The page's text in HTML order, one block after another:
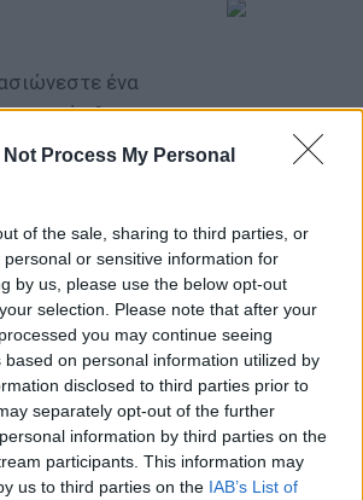
Not Process My Personal
of the sale, sharing to third parties, or
or sensitive information for
by us, please use the below opt-out
selection. Please note that after your
you may continue seeing
based on personal information utilized by
disclosed to third parties prior to
separately opt-out of the further
information by third parties on the
participants. This information may
us to third parties on the IAB’s List of
ένα
οποίο θα
άλλο σας μισό ή να
εμπειρία με το
σας να απολαύσει
σας, καθώς μπορεί